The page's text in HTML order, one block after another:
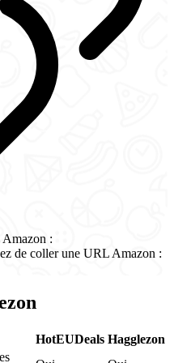
Amazon :
de coller une URL Amazon :
HotEUDeals Hagglezon